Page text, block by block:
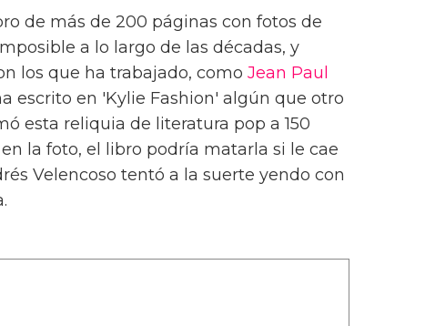
de más de 200 páginas con fotos de
a lo largo de las décadas, y
los que ha trabajado, como Jean Paul
escrito en 'Kylie Fashion' algún que otro
esta reliquia de literatura pop a 150
la foto, el libro podría matarla si le cae
Velencoso tentó a la suerte yendo con